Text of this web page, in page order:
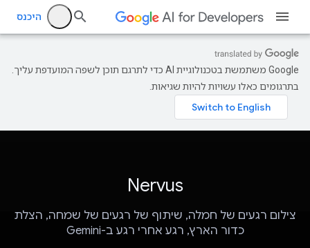
היכנס
‫Google משתמשת בטכנולוגיית AI כדי לתרגם תוכן לשפה המועדפת עליך.
בתרגומים כאלו עשויות להיות שגיאות.
Nervus
צילום רגעים של חמלה, שיתוף של רגעים של שמחה, הצלת
כדור הארץ, רגע אחרי רגע ב-Gemini